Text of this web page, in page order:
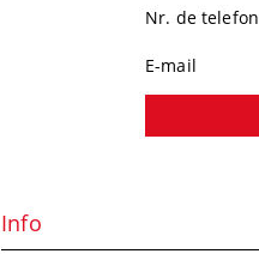
Nr. de telefon
E-mail
Info